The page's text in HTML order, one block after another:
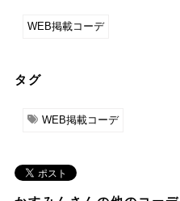
WEB掲載コーデ
タグ
WEB掲載コーデ